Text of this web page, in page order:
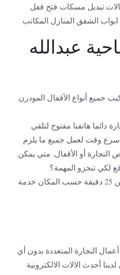
تبديل مسكات فتح قفل
الشقق المنازل المكاتب
عبدالله
جميع أنواع الأقفال المودرن
دائما هاتفنا مفتوح لتلقي
وقت لعمل جميع ما يلزم
أو الأقفال. متي يمكن
لكي تنجزو المهمة؟
نصلكم في فترة زمنية أقل من 25 دقيقة حسب المكان خدمة
النجارة المتعددة بدون أي
أحدث الالات الالكترونية